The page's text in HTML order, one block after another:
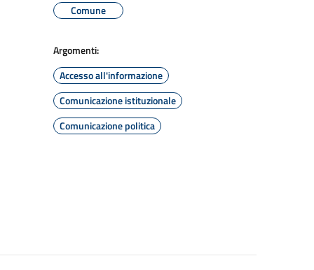
Comune
Argomenti:
Accesso all'informazione
Comunicazione istituzionale
Comunicazione politica